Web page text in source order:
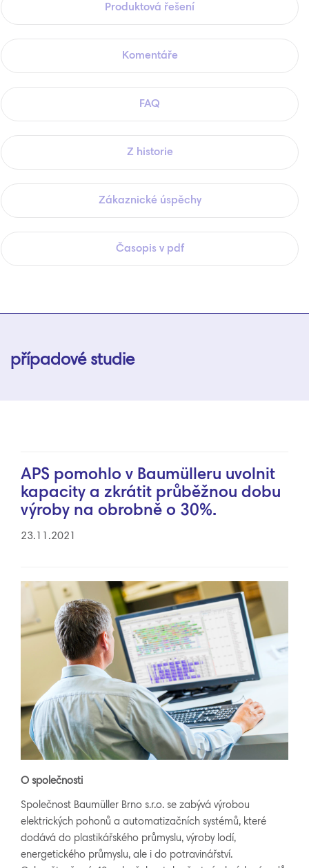
Produktová řešení
Komentáře
FAQ
Z historie
Zákaznické úspěchy
Časopis v pdf
případové studie
APS pomohlo v Baumülleru uvolnit
kapacity a zkrátit průběžnou dobu
výroby na obrobně o 30%.
23.11.2021
O společnosti
Společnost Baumüller Brno s.r.o. se zabývá výrobou
elektrických pohonů a automatizačních systémů, které
dodává do plastikářského průmyslu, výroby lodí,
energetického průmyslu, ale i do potravinářství.